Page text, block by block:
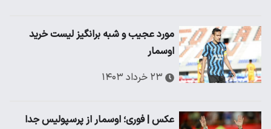
​مورد عجیب و شبه برانگیز لیست خرید
اوسمار
۲۳ خرداد ۱۴۰۳
عکس | فوری؛ اوسمار از پرسپولیس جدا